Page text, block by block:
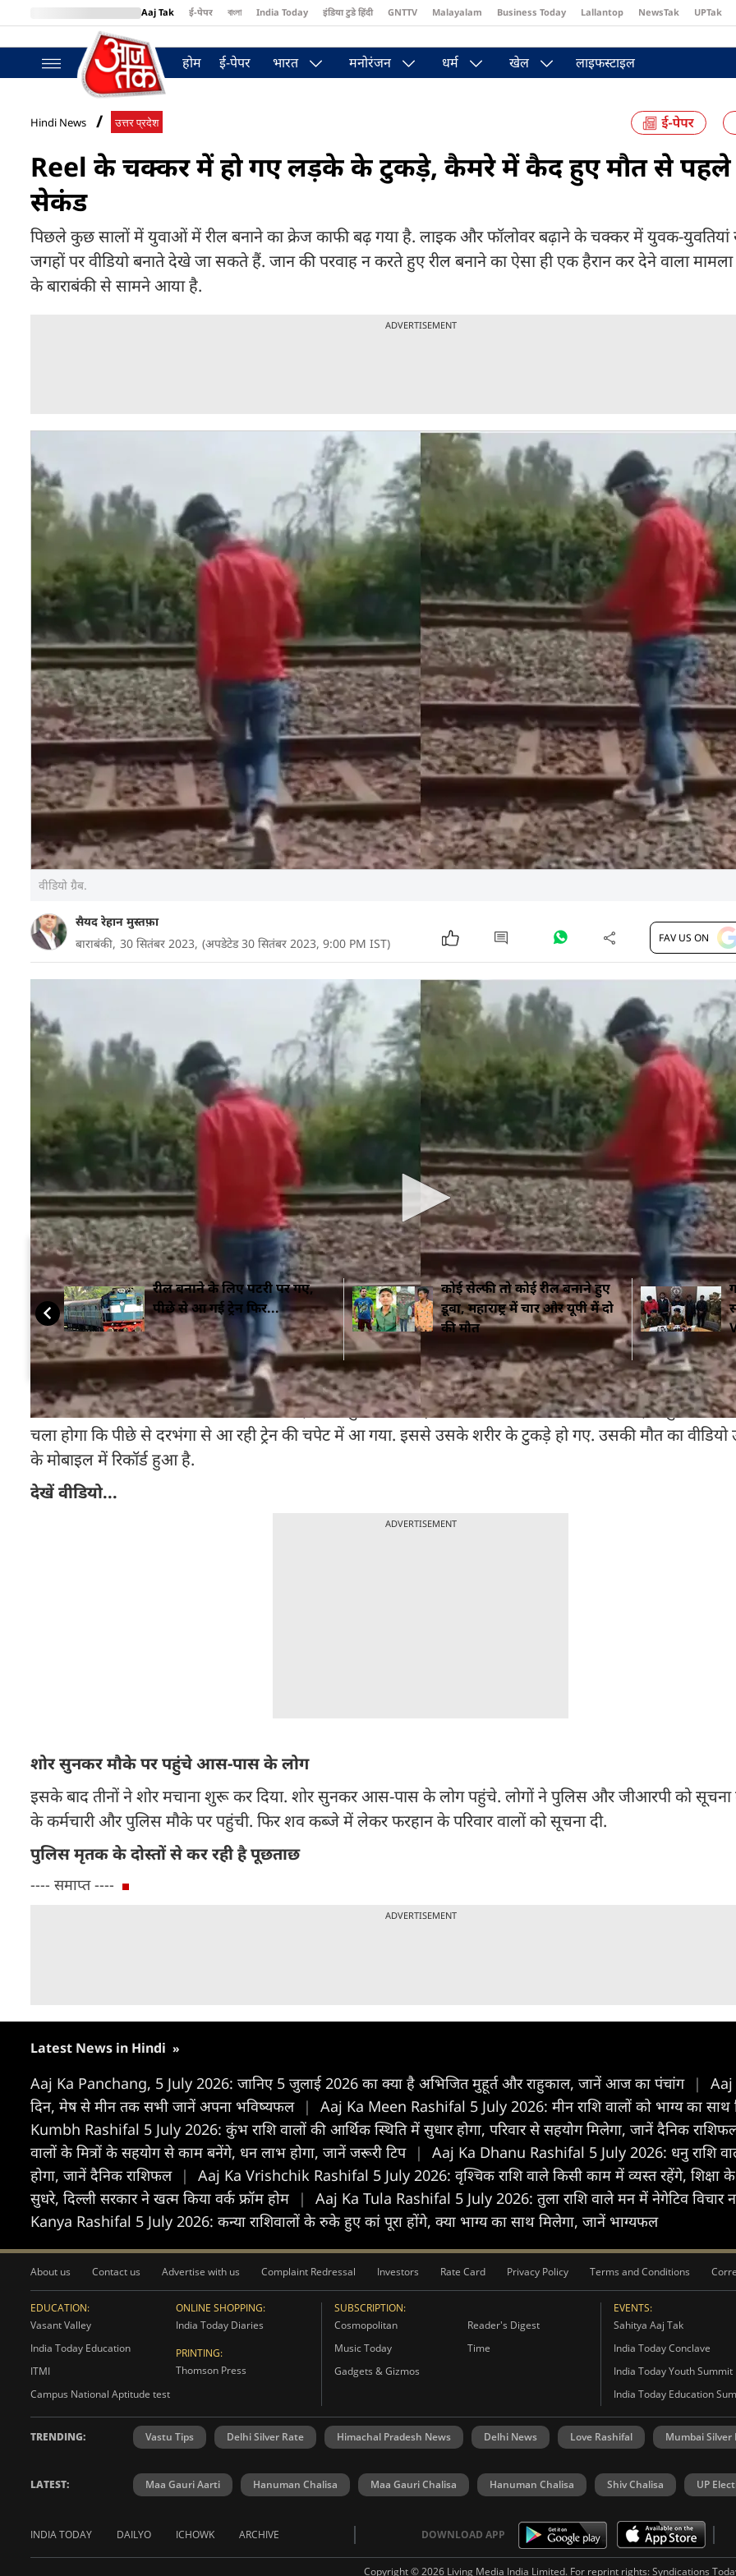
Aaj Tak ई-पेपर বাংলা India Today इंडिया टुडे हिंदी GNTTV Malayalam Business Today Lallantop NewsTak UPTak
BT Bazaar
होम ई-पेपर भारत मनोरंजन धर्म खेल लाइफस्टाइल
Hindi News उत्तर प्रदेश
Reel के चक्कर में हो गए लड़के के टुकड़े, कैमरे में कैद हुए मौत से
सेकंड
पिछले कुछ सालों में युवाओं में रील बनाने का क्रेज काफी बढ़ गया है. लाइक और फॉलोवर बढ़ाने के चक्कर में युवक-
जगहों पर वीडियो बनाते देखे जा सकते हैं. जान की परवाह न करते हुए रील बनाने का ऐसा ही एक हैरान कर देने वाला मामला
के बाराबंकी से सामने आया है.
ADVERTISEMENT
वीडियो ग्रैब.
सैयद रेहान मुस्तफ़ा
बाराबंकी, 30 सितंबर 2023, (अपडेटेड 30 सितंबर 2023, 9:00 PM IST) FAV US ON
उत्तर प्रदेश के बाराबंकी में रील (REEL) की दीवानगी ने 16 साल के लड़के की जान ले ली. ट्रेन की चपेट में आकर उसके
टुकड़े हो गए. सूचना पर पहुंची पुलिस ने शव कब्जे में लेकर मृतक के परिजनों को सूचना दी. शव देखते ही परिजनों में चीख-
पुलिस उसके दोस्तों से पूछताछ कर रही है. मौत से पहले का लड़के का वीडियो सामने आया है.
और पढ़ें
जहांगीराबाद कस्बे के टेरा दौलतपुर गांव में मुन्ना सैलून की शॉप चलाते हैं. उनका 16 साल का बेटा फरमान गुरुवार को 3 दोस्त
और समीर के साथ बारावफात का जुलूस देखने के लिए शाहपुर जा रहा था. इसी बीच वह दामोदरपुर गांव के पास रेलवे
बनाने चला गया. उसका एक दोस्त उसकी रील बना रहा था.
दरभंगा से आ रही ट्रेन की चपेट में आने से मौत
सम्बंधित ख़बरें
रील बनाने के लिए पटरी पर गए,
पीछे से आ गई ट्रेन फिर...
कोई सेल्फी तो कोई रील बनाने हुए
डूबा, महाराष्ट्र में चार और यूपी में दो
की मौत
फरमान ने उससे स्लो मोशन में रील बनाने को कहा और खुद डाउन-लाइन से सटकर धीरे-धीरे चलने लगा. फरहान मुश्किल से
चला होगा कि पीछे से दरभंगा से आ रही ट्रेन की चपेट में आ गया. इससे उसके शरीर के टुकड़े हो गए. उसकी मौत का वीडियो
के मोबाइल में रिकॉर्ड हुआ है.
देखें वीडियो...
ADVERTISEMENT
शोर सुनकर मौके पर पहुंचे आस-पास के लोग
इसके बाद तीनों ने शोर मचाना शुरू कर दिया. शोर सुनकर आस-पास के लोग पहुंचे. लोगों ने पुलिस और जीआरपी को सूचना
के कर्मचारी और पुलिस मौके पर पहुंची. फिर शव कब्जे में लेकर फरहान के परिवार वालों को सूचना दी.
पुलिस मृतक के दोस्तों से कर रही है पूछताछ
---- समाप्त ----
ADVERTISEMENT
Latest News in Hindi »
Aaj Ka Panchang, 5 July 2026: जानिए 5 जुलाई 2026 का क्या है अभिजित मुहूर्त और राहुकाल, जानें आज का पंचांग |
द‍िन, मेष से मीन तक सभी जानें अपना भविष्यफल | Aaj Ka Meen Rashifal 5 July 2026: मीन राशि वालों को भाग्य का साथ
Kumbh Rashifal 5 July 2026: कुंभ राशि वालों की आर्थिक स्थिति में सुधार होगा, परिवार से सहयोग मिलेगा, जानें दैनिक
वालों के मित्रों के सहयोग से काम बनेंगे, धन लाभ होगा, जानें जरूरी टिप |
Aaj Ka Dhanu Rashifal 5 July 2026: धनु राशि
होगा, जानें दैनिक राशिफल | Aaj Ka Vrishchik Rashifal 5 July 2026: वृश्चिक राशि वाले किसी काम में व्यस्त रहेंगे, शिक्षा
सुधरे, दिल्ली सरकार ने खत्म किया वर्क फ्रॉम होम
| Aaj Ka Tula Rashifal 5 July 2026: तुला राशि वाले मन में नेगेटिव विचार
Kanya Rashifal 5 July 2026: कन्या राशिवालों के रुके हुए कां पूरा होंगे, क्या भाग्य का साथ मिलेगा, जानें भाग्यफल
About us Contact us Advertise with us Complaint Redressal Investors Rate Card Privacy Policy Terms and Conditions
EDUCATION:
Vasant Valley
India Today Education
ITMI
Campus National Aptitude test
ONLINE SHOPPING:
India Today Diaries
PRINTING:
Thomson Press
SUBSCRIPTION:
Cosmopolitan
Reader's Digest
Music Today
Time
Gadgets & Gizmos
EVENTS:
Sahitya Aaj Tak
India Today Conclave
India Today Youth Summit
India Today Education
TRENDING: Vastu Tips Delhi Silver Rate Himachal Pradesh News Delhi News Love Rashifal Mumbai Silver
LATEST: Maa Gauri Aarti Hanuman Chalisa Maa Gauri Chalisa Hanuman Chalisa Shiv Chalisa UP
INDIA TODAY DAILYO ICHOWK ARCHIVE DOWNLOAD APP
Copyright © 2026 Living Media India Limited. For reprint rights:Syndications